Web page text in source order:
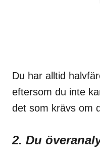
Du har alltid
eftersom du inte
det som krävs om
2. Du